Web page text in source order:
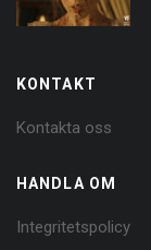
KONTAKT
Kontakta oss
HANDLA OM
Integritetspolicy